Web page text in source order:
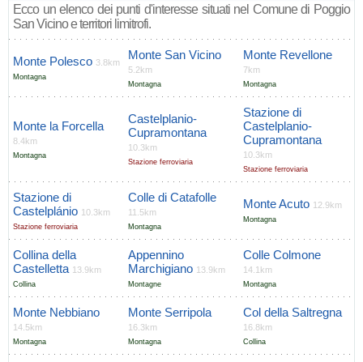
Ecco un elenco dei punti d'interesse situati nel Comune di Poggio
San Vicino e territori limitrofi.
Monte Polesco 3.8km
Montagna
Monte San Vicino
5.2km
Montagna
Monte Revellone
7km
Montagna
Monte la Forcella
8.4km
Montagna
Castelplanio-
Cupramontana
10.3km
Stazione ferroviaria
Stazione di
Castelplanio-
Cupramontana
10.3km
Stazione ferroviaria
Stazione di
Castelplánio 10.3km
Stazione ferroviaria
Colle di Catafolle
11.5km
Montagna
Monte Acuto 12.9km
Montagna
Collina della
Castelletta 13.9km
Collina
Appennino
Marchigiano 13.9km
Montagne
Colle Colmone
14.1km
Montagna
Monte Nebbiano
14.5km
Montagna
Monte Serripola
16.3km
Montagna
Col della Saltregna
16.8km
Collina